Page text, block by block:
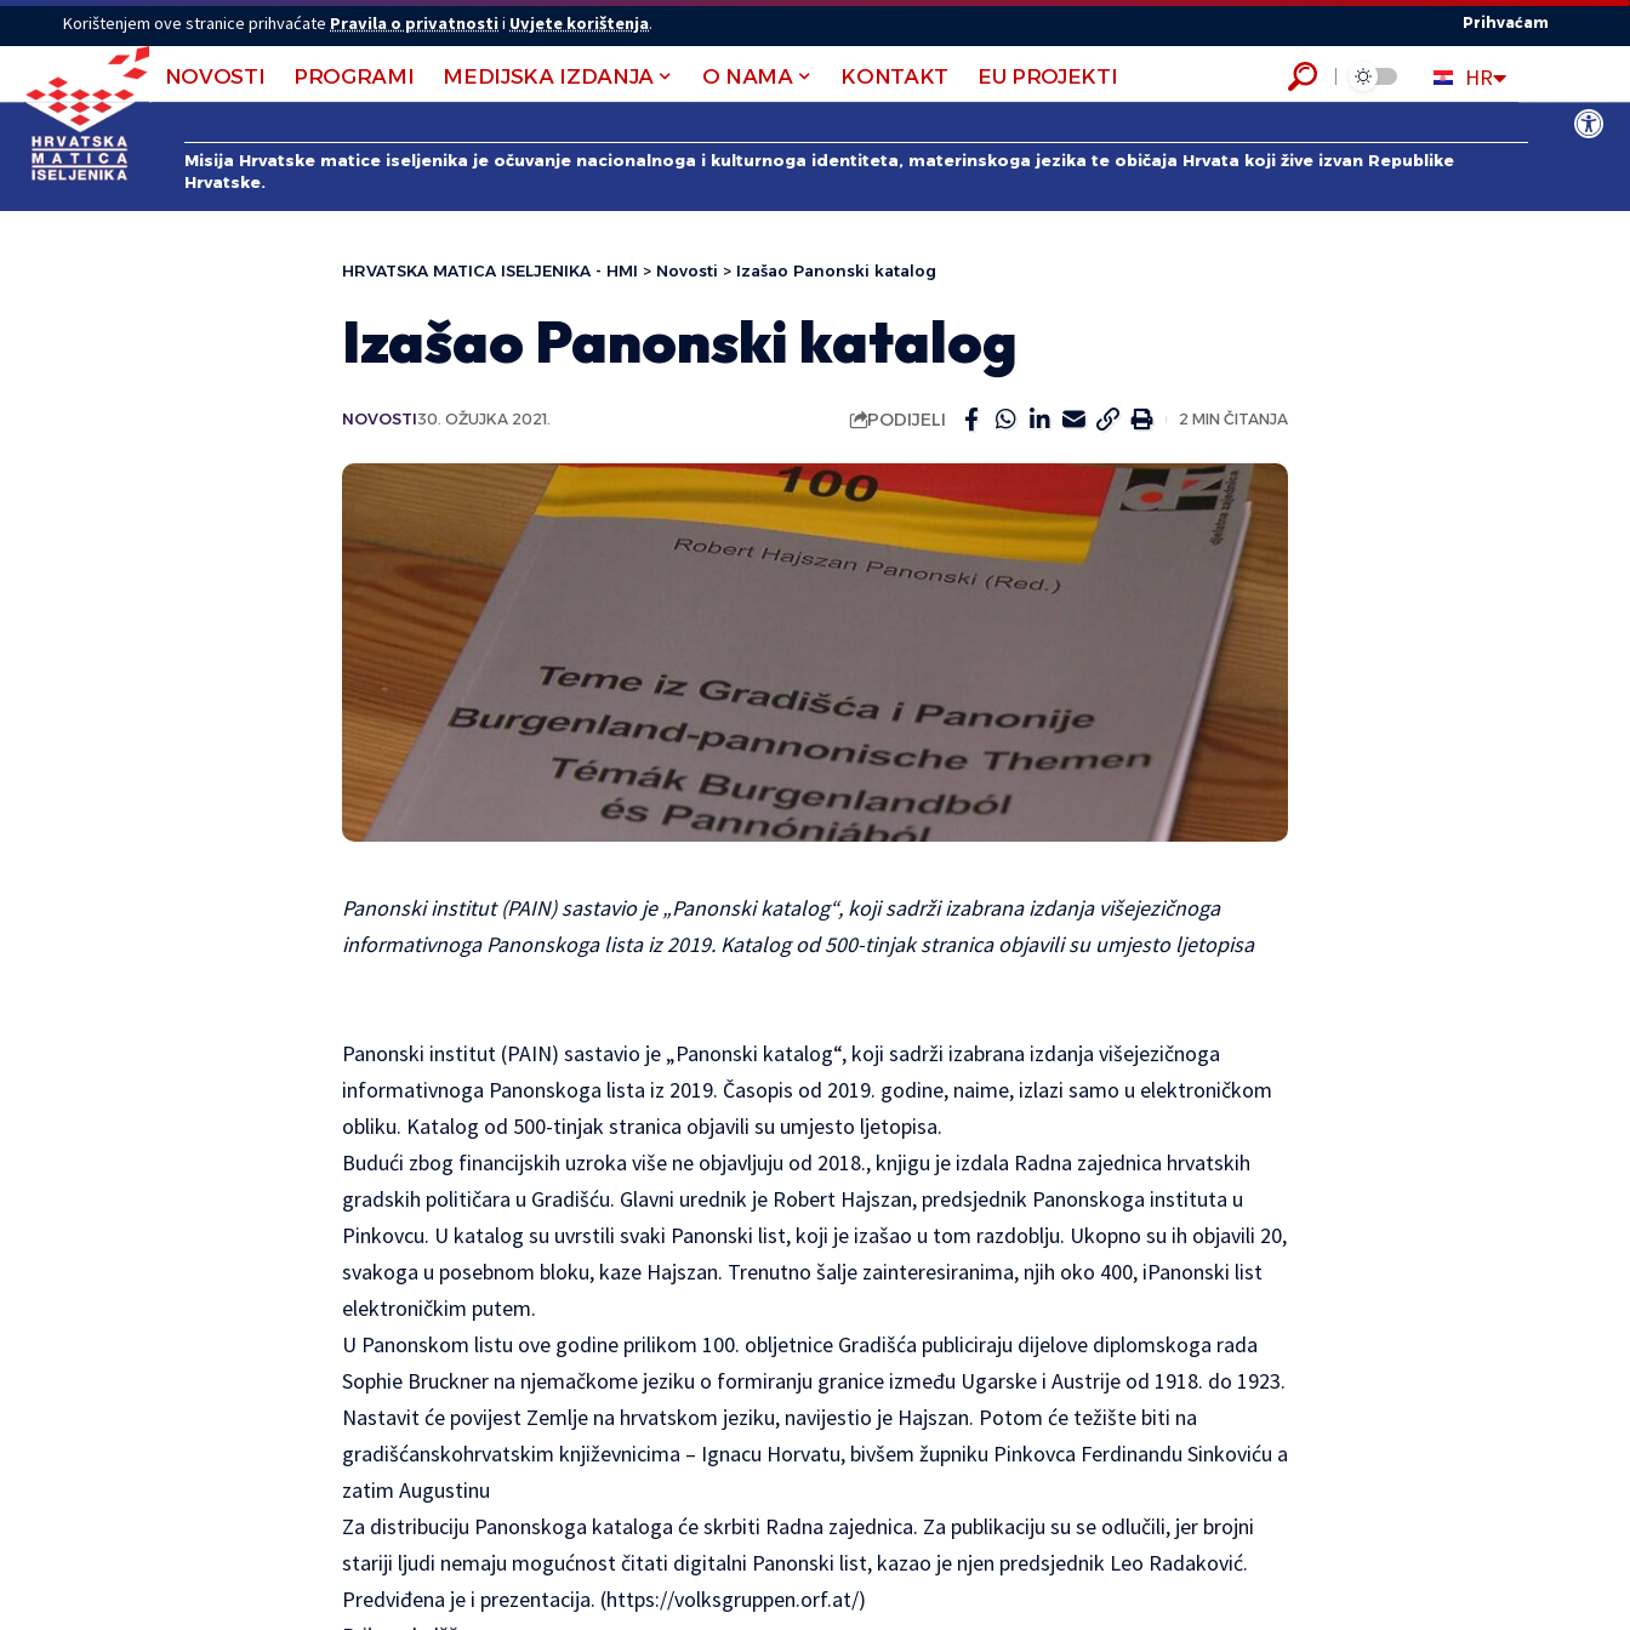
Open
Korištenjem ove stranice prihvaćate Pravila o privatnostii Uvjete korištenja. Prihvaćam
NOVOSTI PROGRAMI MEDIJSKA IZDANJA O NAMA KONTAKT EU PROJEKTI HR
EN
ES
Misija Hrvatske matice iseljenika je očuvanje nacionalnoga i kulturnoga identiteta, materinskoga jezika te običaja Hrvata koji žive izvan Republike
Hrvatske.
HRVATSKA MATICA ISELJENIKA - HMI > Novosti > Izašao Panonski katalog
Izašao Panonski katalog
NOVOSTI30. OŽUJKA 2021. PODIJELI 2 MIN ČITANJA
Panonski institut (PAIN) sastavio je „Panonski katalog“, koji sadrži izabrana izdanja višejezičnoga
informativnoga Panonskoga lista iz 2019. Katalog od 500-tinjak stranica objavili su umjesto ljetopisa
Panonski institut (PAIN) sastavio je „Panonski katalog“, koji sadrži izabrana izdanja višejezičnoga
informativnoga Panonskoga lista iz 2019. Časopis od 2019. godine, naime, izlazi samo u elektroničkom
obliku. Katalog od 500-tinjak stranica objavili su umjesto ljetopisa.
Budući zbog financijskih uzroka više ne objavljuju od 2018., knjigu je izdala Radna zajednica hrvatskih
gradskih političara u Gradišću. Glavni urednik je Robert Hajszan, predsjednik Panonskoga instituta u
Pinkovcu. U katalog su uvrstili svaki Panonski list, koji je izašao u tom razdoblju. Ukopno su ih objavili 20,
svakoga u posebnom bloku, kaze Hajszan. Trenutno šalje zainteresiranima, njih oko 400, iPanonski list
elektroničkim putem.
U Panonskom listu ove godine prilikom 100. obljetnice Gradišća publiciraju dijelove diplomskoga rada
Sophie Bruckner na njemačkome jeziku o formiranju granice između Ugarske i Austrije od 1918. do 1923.
Nastavit će povijest Zemlje na hrvatskom jeziku, navijestio je Hajszan. Potom će težište biti na
gradišćanskohrvatskim književnicima – Ignacu Horvatu, bivšem župniku Pinkovca Ferdinandu Sinkoviću a
zatim Augustinu
Za distribuciju Panonskoga kataloga će skrbiti Radna zajednica. Za publikaciju su se odlučili, jer brojni
stariji ljudi nemaju mogućnost čitati digitalni Panonski list, kazao je njen predsjednik Leo Radaković.
Predviđena je i prezentacija. (https://volksgruppen.orf.at/)